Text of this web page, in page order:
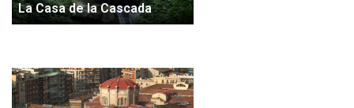
La Casa de la Cascada